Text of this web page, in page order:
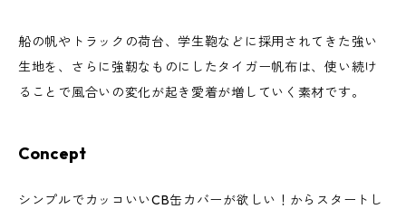
船の帆やトラックの荷台、学生鞄などに採用されてきた強い
生地を、さらに強靭なものにしたタイガー帆布は、使い続け
ることで風合いの変化が起き愛着が増していく素材です。
Concept
シンプルでカッコいいCB缶カバーが欲しい！からスタートし